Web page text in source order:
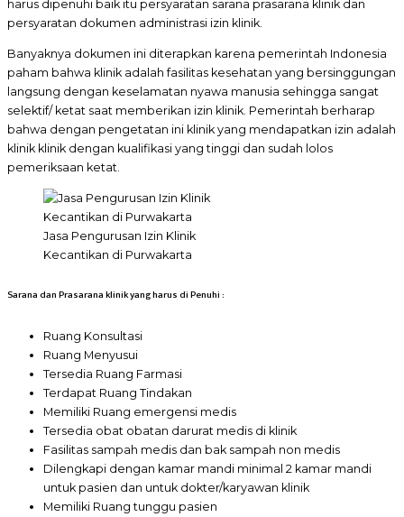
harus dipenuhi baik itu persyaratan sarana prasarana klinik dan
persyaratan dokumen administrasi izin klinik.
Banyaknya dokumen ini diterapkan karena pemerintah Indonesia
paham bahwa klinik adalah fasilitas kesehatan yang bersinggungan
langsung dengan keselamatan nyawa manusia sehingga sangat
selektif/ ketat saat memberikan izin klinik. Pemerintah berharap
bahwa dengan pengetatan ini klinik yang mendapatkan izin adalah
klinik klinik dengan kualifikasi yang tinggi dan sudah lolos
pemeriksaan ketat.
Jasa Pengurusan Izin Klinik
Kecantikan di Purwakarta
Sarana dan Prasarana klinik yang harus di Penuhi :
Ruang Konsultasi
Ruang Menyusui
Tersedia Ruang Farmasi
Terdapat Ruang Tindakan
Memiliki Ruang emergensi medis
Tersedia obat obatan darurat medis di klinik
Fasilitas sampah medis dan bak sampah non medis
Dilengkapi dengan kamar mandi minimal 2 kamar mandi
untuk pasien dan untuk dokter/karyawan klinik
Memiliki Ruang tunggu pasien